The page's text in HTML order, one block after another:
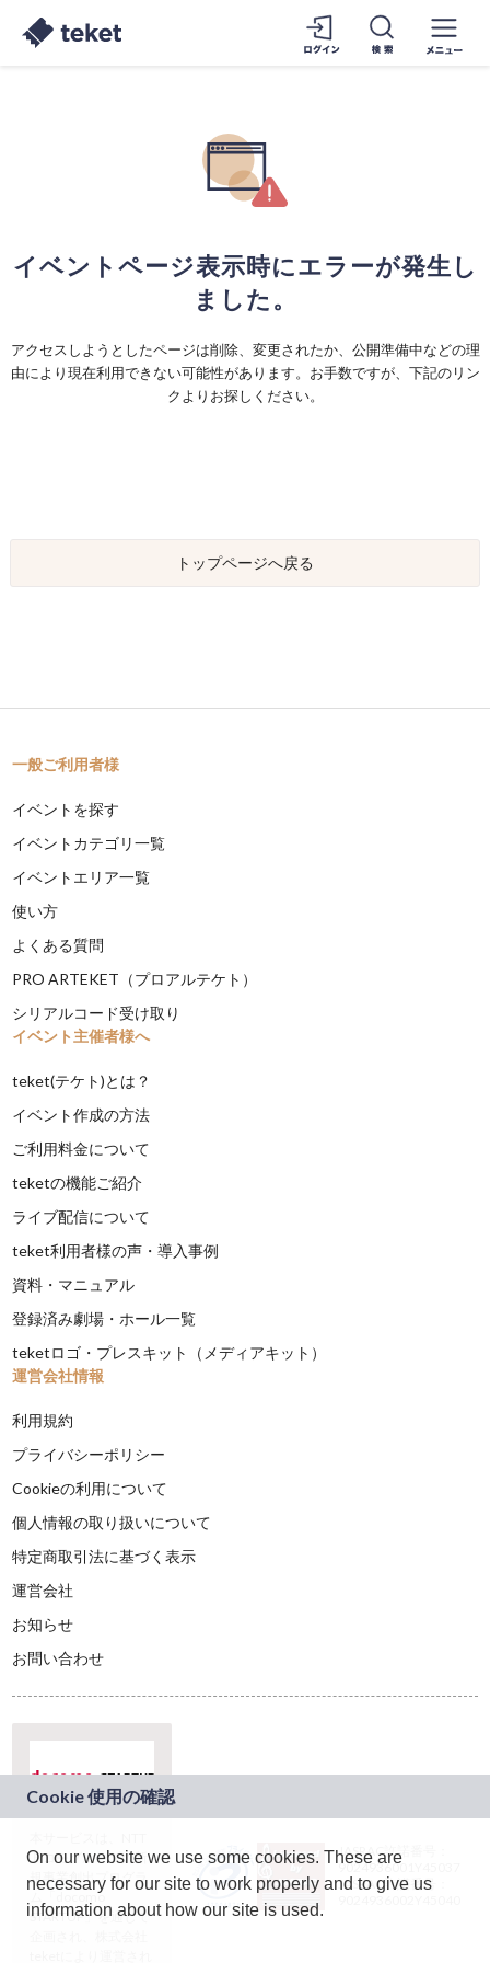
イベントページ表示時にエラーが発生し
ました。
アクセスしようとしたページは削除、変更されたか、公開準備中などの理
由により現在利用できない可能性があります。お手数ですが、下記のリン
クよりお探しください。
トップページへ戻る
一般ご利用者様
イベントを探す
イベントカテゴリ一覧
イベントエリア一覧
使い方
よくある質問
PRO ARTEKET（プロアルテケト）
シリアルコード受け取り
イベント主催者様へ
teket(テケト)とは？
イベント作成の方法
ご利用料金について
teketの機能ご紹介
ライブ配信について
teket利用者様の声・導入事例
資料・マニュアル
登録済み劇場・ホール一覧
teketロゴ・プレスキット（メディアキット）
運営会社情報
利用規約
プライバシーポリシー
Cookieの利用について
個人情報の取り扱いについて
特定商取引法に基づく表示
運営会社
お知らせ
お問い合わせ
ドコモグループの新
規事業創出プログラ
ム「docomo
STARTUP」を通じて
JASRAC許諾番号：
9024936001Y45037
JASRAC許諾番号：
On our website we use some cookies. These are
necessary for our site to work properly and to give us
information about how our site is used.